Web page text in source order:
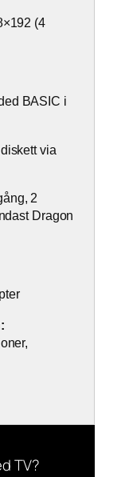
(4
BASIC i
via
2
Dragon
TV?